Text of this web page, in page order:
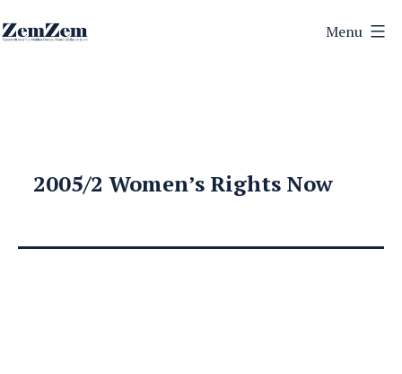
naar
Menu
2005/2 Women’s Rights Now